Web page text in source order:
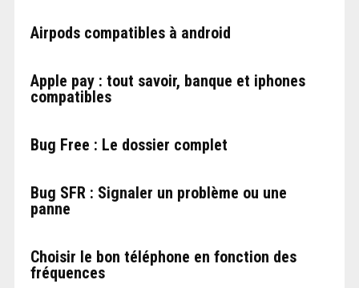
Airpods compatibles à android
Apple pay : tout savoir, banque et iphones
compatibles
Bug Free : Le dossier complet
Bug SFR : Signaler un problème ou une
panne
Choisir le bon téléphone en fonction des
fréquences